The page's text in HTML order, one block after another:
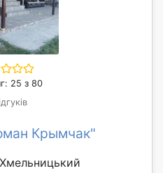
25 з 80
Крымчак"